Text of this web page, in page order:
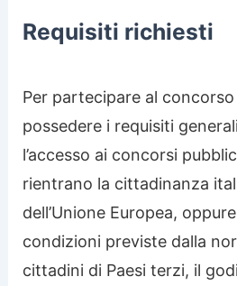
Requisiti richiesti
Per partecipare al
possedere i requisiti
l’accesso ai concorsi
rientrano la cittadinanza
dell’Unione Europea,
condizioni previste dalla
cittadini di Paesi terzi, il